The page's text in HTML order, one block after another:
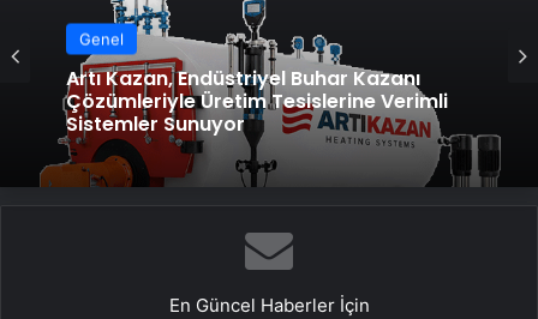
Genel
Artı Kazan, Endüstriyel Buhar Kazanı
Çözümleriyle Üretim Tesislerine Verimli
Sistemler Sunuyor
En Güncel Haberler İçin